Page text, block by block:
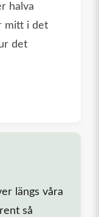
halva
mitt i det
det
längs våra
så